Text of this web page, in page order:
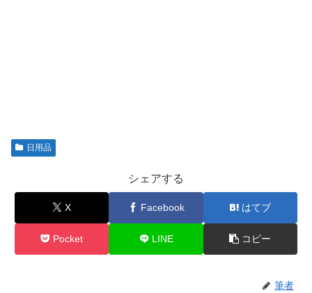
日用品
シェアする
X Facebook はてブ
Pocket LINE コピー
筆者